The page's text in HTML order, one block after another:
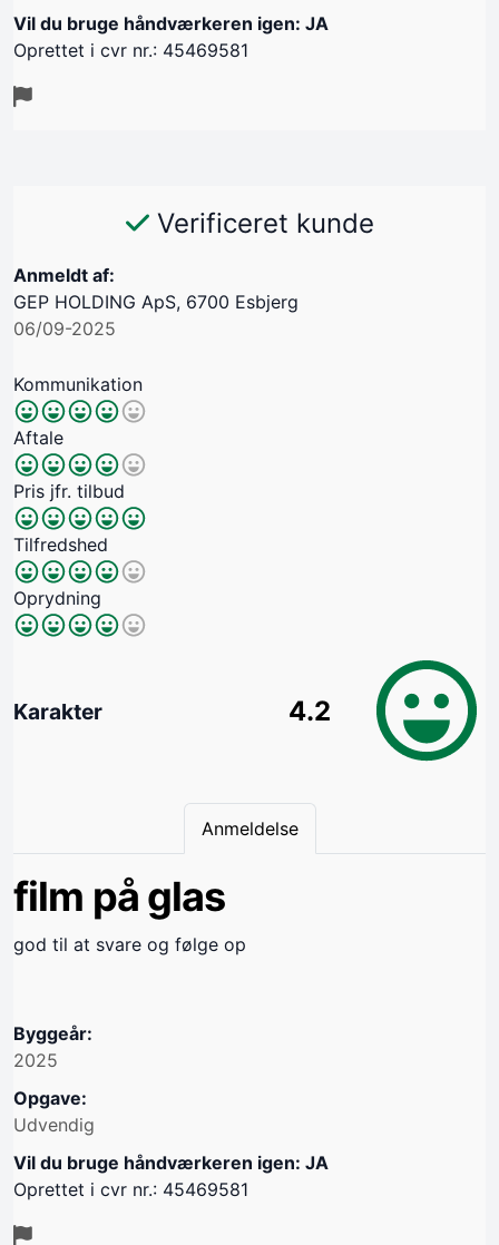
Vil du bruge håndværkeren igen: JA
Oprettet i cvr nr.: 45469581
Verificeret kunde
Anmeldt af:
GEP HOLDING ApS, 6700 Esbjerg
06/09-2025
Kommunikation
Aftale
Pris jfr. tilbud
Tilfredshed
Oprydning
Karakter 4.2
Anmeldelse
film på glas
god til at svare og følge op
Byggeår:
2025
Opgave:
Udvendig
Vil du bruge håndværkeren igen: JA
Oprettet i cvr nr.: 45469581